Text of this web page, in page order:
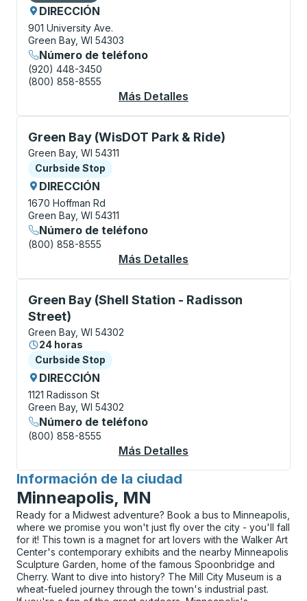
DIRECCIÓN
901 University Ave.
Green Bay, WI 54303
Número de teléfono
(920) 448-3450
(800) 858-8555
Más Detalles
Green Bay (WisDOT Park & Ride)
Curbside Stop, utilice las teclas de flecha o la tecla
Green Bay, WI 54311
Curbside Stop
Curbside Stop
DIRECCIÓN
1670 Hoffman Rd
Green Bay, WI 54311
Número de teléfono
(800) 858-8555
Más Detalles
Green Bay (Shell Station - Radisson
Street)
Curbside Stop, utilice las teclas de flecha o la tecla
Green Bay, WI 54302
24 horas
Curbside Stop
Curbside Stop
DIRECCIÓN
1121 Radisson St
Green Bay, WI 54302
Número de teléfono
(800) 858-8555
Más Detalles
Información de la ciudad
para
Minneapolis, MN
Ready for a Midwest adventure? Book a bus to Minneapolis,
where we promise you won't just fly over the city - you'll fall
for it! This town is a magnet for art lovers with the Walker Art
Center's contemporary exhibits and the nearby Minneapolis
Sculpture Garden, home of the famous Spoonbridge and
Cherry. Want to dive into history? The Mill City Museum is a
wheat-fueled journey through the town's industrial past.